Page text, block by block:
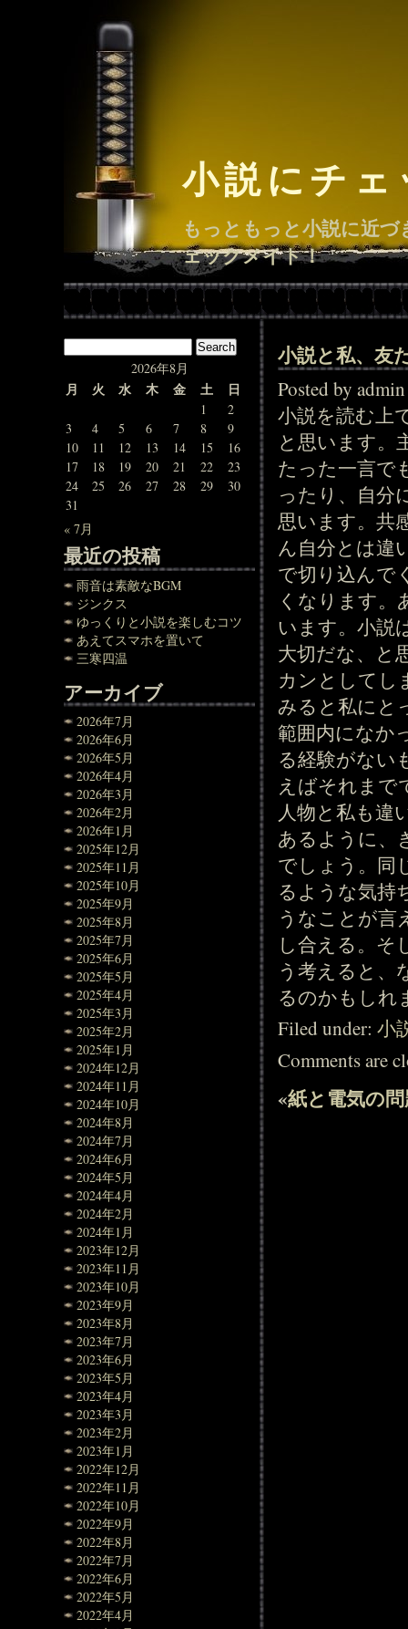
小説にチ
もっともっと小説に近
ェックメイト！
2026年8月
月 火 水 木 金 土 日
1
2
3
4 5 6 7 8
9
10
11 12 13 14 15
16
17
18 19 20 21 22
23
24
25 26 27 28 29
30
31
« 7月
最近の投稿
雨音は素敵なBGM
ジンクス
ゆっくりと小説を楽しむコツ
あえてスマホを置いて
三寒四温
アーカイブ
2026年7月
2026年6月
2026年5月
2026年4月
2026年3月
2026年2月
2026年1月
2025年12月
2025年11月
2025年10月
2025年9月
2025年8月
2025年7月
2025年6月
2025年5月
2025年4月
2025年3月
2025年2月
2025年1月
2024年12月
2024年11月
2024年10月
2024年8月
2024年7月
2024年6月
2024年5月
2024年4月
2024年2月
2024年1月
2023年12月
2023年11月
2023年10月
2023年9月
2023年8月
2023年7月
2023年6月
2023年5月
2023年4月
2023年3月
2023年2月
2023年1月
2022年12月
2022年11月
2022年10月
2022年9月
2022年8月
2022年7月
2022年6月
2022年5月
2022年4月
小説と私、友
Posted by
小説を読む上
と思います。
たった一言で
ったり、自分
思います。共
ん自分とは違
で切り込んで
くなります。
います。小説
大切だな、と
カンとしてし
みると私にと
範囲内になか
る経験がない
えばそれまで
人物と私も違
あるように、
でしょう。同
るような気持
うなことが言
し合える。そ
う考えると、
るのかもしれ
Filed under:小
Comments are
«紙と電気の